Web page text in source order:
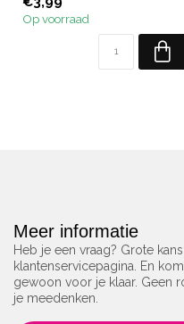
Op voorraad
Meer informatie
Heb je een vraag? Grote
klantenservicepagina. En
gewoon voor je klaar. Geen
je meedenken.